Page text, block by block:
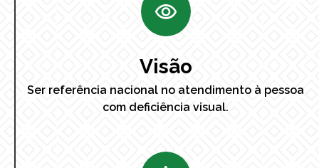
Visão
Ser referência nacional no atendimento à pessoa
com deficiência visual.